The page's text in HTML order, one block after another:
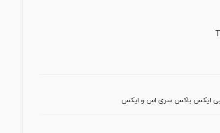
ایکس باکس سری اس و ایکس